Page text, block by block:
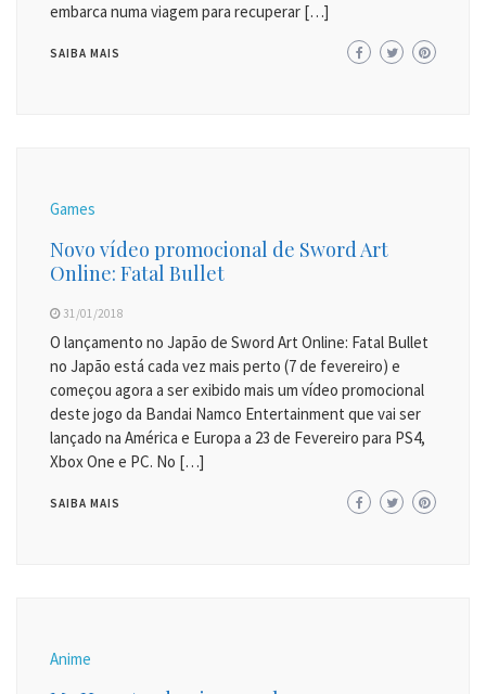
embarca numa viagem para recuperar […]
SAIBA MAIS
Games
Novo vídeo promocional de Sword Art
Online: Fatal Bullet
31/01/2018
O lançamento no Japão de Sword Art Online: Fatal Bullet
no Japão está cada vez mais perto (7 de fevereiro) e
começou agora a ser exibido mais um vídeo promocional
deste jogo da Bandai Namco Entertainment que vai ser
lançado na América e Europa a 23 de Fevereiro para PS4,
Xbox One e PC. No […]
SAIBA MAIS
Anime